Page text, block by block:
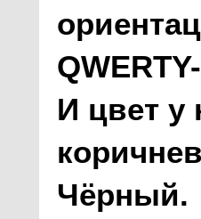
И цвет у
Чёрный.